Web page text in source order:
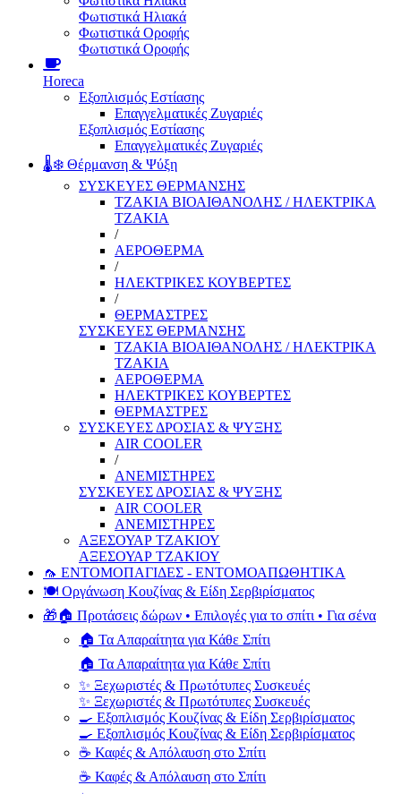
Φωτιστικά Ηλιακά
Φωτιστικά Οροφής
Φωτιστικά Οροφής
Horeca
Εξοπλισμός Εστίασης
Επαγγελματικές Ζυγαριές
Εξοπλισμός Εστίασης
Επαγγελματικές Ζυγαριές
🌡️❄️ Θέρμανση & Ψύξη
ΣΥΣΚΕΥΕΣ ΘΕΡΜΑΝΣΗΣ
ΤΖΑΚΙΑ ΒΙΟΑΙΘΑΝΟΛΗΣ / ΗΛΕΚΤΡΙΚΑ
ΤΖΑΚΙΑ
/
ΑΕΡΟΘΕΡΜΑ
/
ΗΛΕΚΤΡΙΚΕΣ ΚΟΥΒΕΡΤΕΣ
/
ΘΕΡΜΑΣΤΡΕΣ
ΣΥΣΚΕΥΕΣ ΘΕΡΜΑΝΣΗΣ
ΤΖΑΚΙΑ ΒΙΟΑΙΘΑΝΟΛΗΣ / ΗΛΕΚΤΡΙΚΑ
ΤΖΑΚΙΑ
ΑΕΡΟΘΕΡΜΑ
ΗΛΕΚΤΡΙΚΕΣ ΚΟΥΒΕΡΤΕΣ
ΘΕΡΜΑΣΤΡΕΣ
ΣΥΣΚΕΥΕΣ ΔΡΟΣΙΑΣ & ΨΥΞΗΣ
AIR COOLER
/
ΑΝΕΜΙΣΤΗΡΕΣ
ΣΥΣΚΕΥΕΣ ΔΡΟΣΙΑΣ & ΨΥΞΗΣ
AIR COOLER
ΑΝΕΜΙΣΤΗΡΕΣ
ΑΞΕΣΟΥΑΡ ΤΖΑΚΙΟΥ
ΑΞΕΣΟΥΑΡ ΤΖΑΚΙΟΥ
🦟 ΕΝΤΟΜΟΠΑΓΙΔΕΣ - ΕΝΤΟΜΟΑΠΩΘΗΤΙΚΑ
🍽️ Οργάνωση Κουζίνας & Είδη Σερβιρίσματος
🎁🏠 Προτάσεις δώρων • Επιλογές για το σπίτι • Για σένα
🏠 Τα Απαραίτητα για Κάθε Σπίτι
🏠 Τα Απαραίτητα για Κάθε Σπίτι
✨ Ξεχωριστές & Πρωτότυπες Συσκευές
✨ Ξεχωριστές & Πρωτότυπες Συσκευές
🍳 Εξοπλισμός Κουζίνας & Είδη Σερβιρίσματος
🍳 Εξοπλισμός Κουζίνας & Είδη Σερβιρίσματος
☕ Καφές & Απόλαυση στο Σπίτι
☕ Καφές & Απόλαυση στο Σπίτι